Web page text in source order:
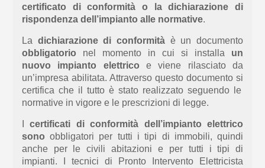
certificato di conformità o la dichiarazione di
rispondenza dell’impianto alle normative.
La dichiarazione di conformità è un documento
obbligatorio nel momento in cui si installa un
nuovo impianto elettrico e viene rilasciato da
un’impresa abilitata. Attraverso questo documento si
certifica che il tutto è stato realizzato seguendo le
normative in vigore e le prescrizioni di legge.
Icertificati di conformità dell’impianto elettrico
sono obbligatori per tutti i tipi di immobili, quindi
anche per le civili abitazioni e per tutti i tipi di
impianti. I tecnici di Pronto Intervento Elettricista